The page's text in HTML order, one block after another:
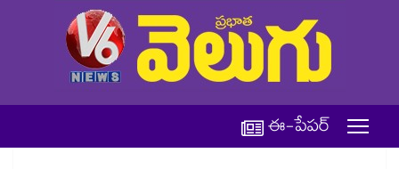
ఈ-పేపర్